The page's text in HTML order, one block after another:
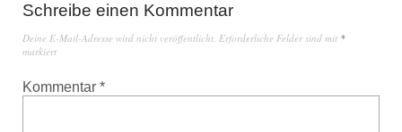
Schreibe einen Kommentar
Deine E-Mail-Adresse wird nicht veröffentlicht. Erforderliche Felder sind mit *
markiert
Kommentar *